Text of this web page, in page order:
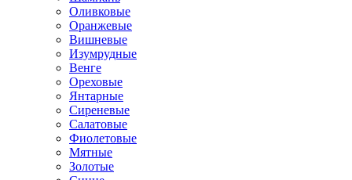
Оливковые
Оранжевые
Вишневые
Изумрудные
Венге
Ореховые
Янтарные
Сиреневые
Салатовые
Фиолетовые
Мятные
Золотые